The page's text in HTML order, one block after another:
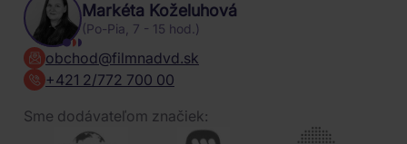
Markéta Koželuhová
(Po-Pia, 7 - 15 hod.)
obchod@filmnadvd.sk
+421 2/772 700 00
Sme dodávateľom značiek: